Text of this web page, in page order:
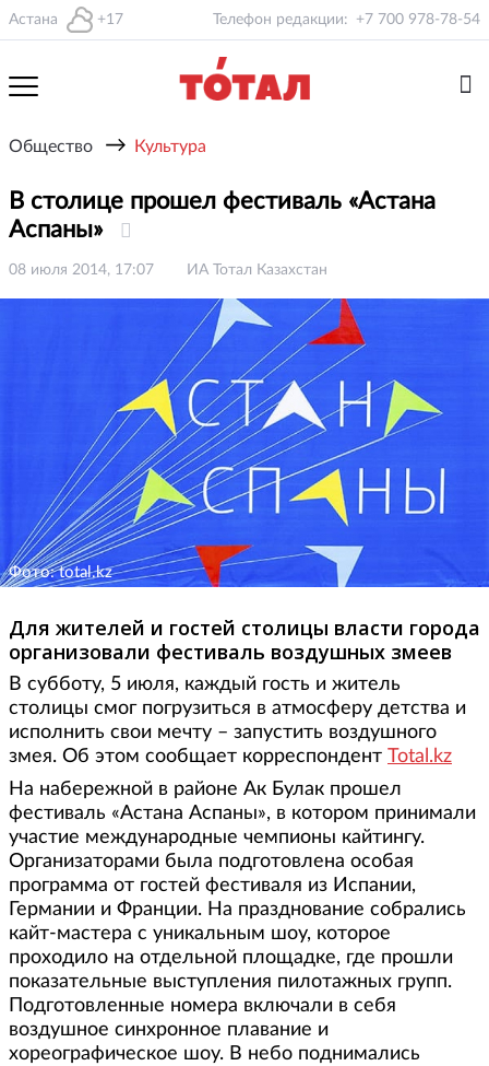
Астана +17 Телефон редакции: +7 700 978-78-54
Общество → Культура
В столице прошел фестиваль «Астана
Аспаны»
08 июля 2014, 17:07 ИА Тотал Казахстан
Фото: total.kz
Для жителей и гостей столицы власти города
организовали фестиваль воздушных змеев
В субботу, 5 июля, каждый гость и житель
столицы смог погрузиться в атмосферу детства и
исполнить свои мечту – запустить воздушного
змея. Об этом сообщает корреспондент
Total.kz
На набережной в районе Ак Булак прошел
фестиваль «Астана Аспаны», в котором принимали
участие международные чемпионы кайтингу.
Организаторами была подготовлена особая
программа от гостей фестиваля из Испании,
Германии и Франции. На празднование собрались
кайт-мастера с уникальным шоу, которое
проходило на отдельной площадке, где прошли
показательные выступления пилотажных групп.
Подготовленные номера включали в себя
воздушное синхронное плавание и
хореографическое шоу. В небо поднимались